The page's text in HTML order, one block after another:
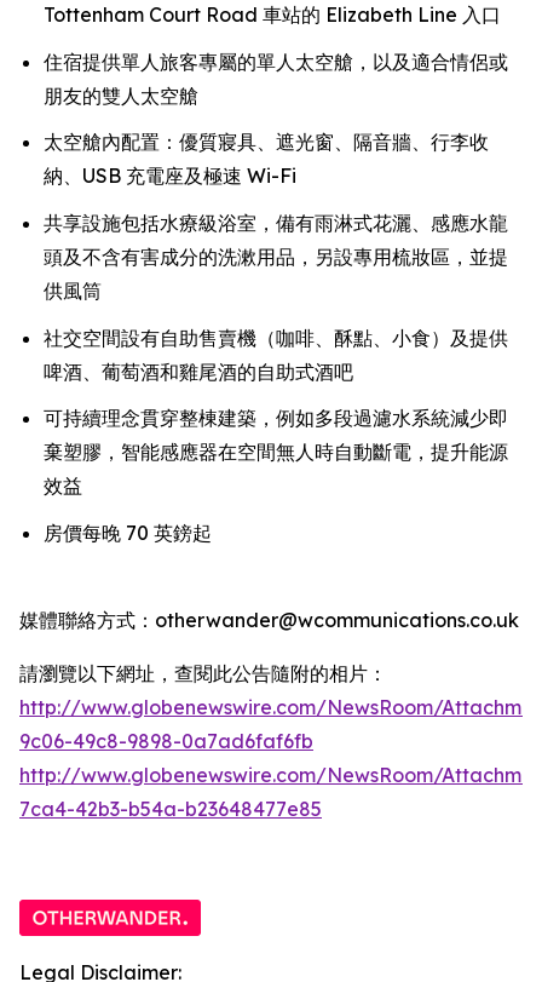
Tottenham Court Road 車站的 Elizabeth Line 入口
住宿提供單人旅客專屬的單人太空艙，以及適合情侶或
朋友的雙人太空艙
太空艙內配置：優質寢具、遮光窗、隔音牆、行李收
納、USB 充電座及極速 Wi-Fi
共享設施包括水療級浴室，備有雨淋式花灑、感應水龍
頭及不含有害成分的洗漱用品，另設專用梳妝區，並提
供風筒
社交空間設有自助售賣機（咖啡、酥點、小食）及提供
啤酒、葡萄酒和雞尾酒的自助式酒吧
可持續理念貫穿整棟建築，例如多段過濾水系統減少即
棄塑膠，智能感應器在空間無人時自動斷電，提升能源
效益
房價每晚 70 英鎊起
媒體聯絡方式：otherwander@wcommunications.co.uk
請瀏覽以下網址，查閱此公告隨附的相片：
http://www.globenewswire.com/NewsRoom/
9c06-49c8-9898-0a7ad6faf6fb
http://www.globenewswire.com/NewsRoom/
7ca4-42b3-b54a-b23648477e85
Legal Disclaimer: